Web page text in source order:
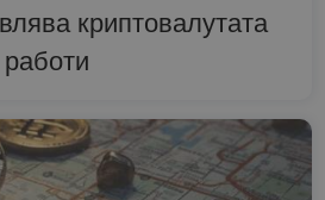
криптовалутата